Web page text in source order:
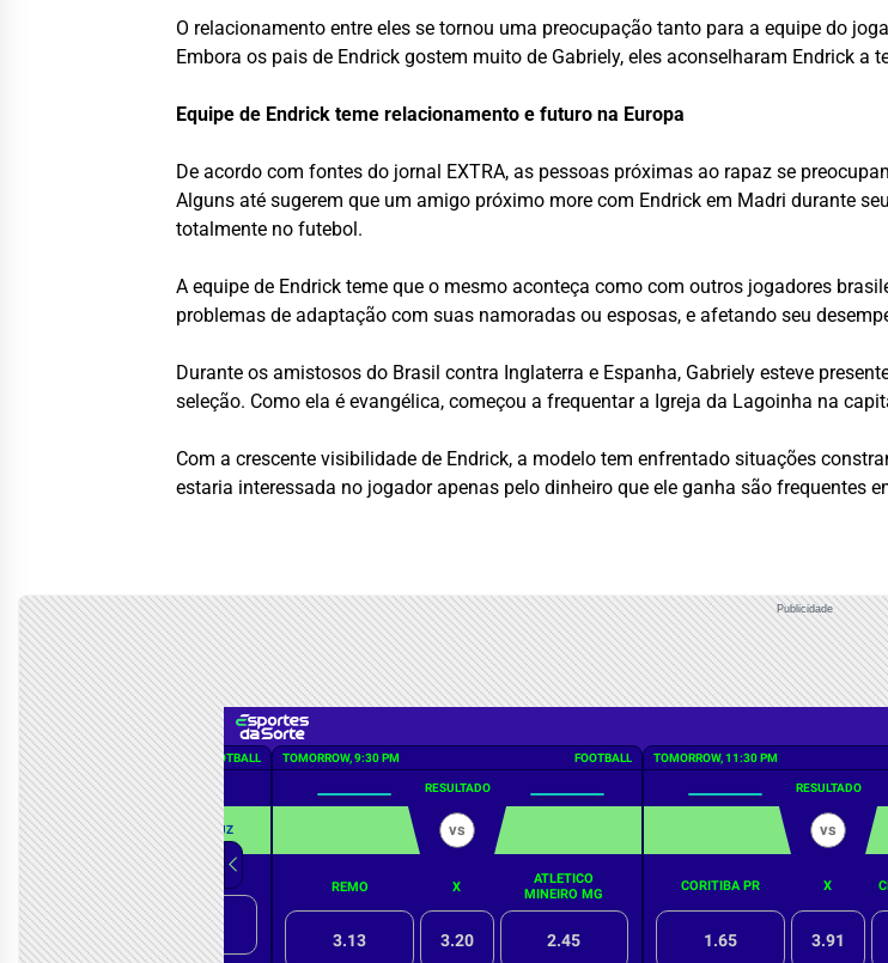
O relacionamento entre eles se tornou uma preocupação tanto para a equipe do
Embora os pais de Endrick gostem muito de Gabriely, eles aconselharam Endrick a
Equipe de Endrick teme relacionamento e futuro na Europa
De acordo com fontes do jornal EXTRA, as pessoas próximas ao rapaz se
Alguns até sugerem que um amigo próximo more com Endrick em Madri durante
totalmente no futebol.
A equipe de Endrick teme que o mesmo aconteça como com outros jogadores
problemas de adaptação com suas namoradas ou esposas, e afetando seu
Durante os amistosos do Brasil contra Inglaterra e Espanha, Gabriely esteve
seleção. Como ela é evangélica, começou a frequentar a Igreja da Lagoinha na
Com a crescente visibilidade de Endrick, a modelo tem enfrentado situações
estaria interessada no jogador apenas pelo dinheiro que ele ganha são frequentes
Publicidade